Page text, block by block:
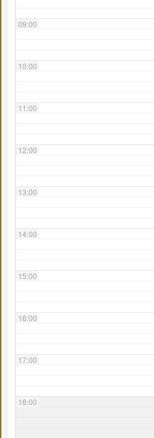
09:00
10:00
11:00
12:00
13:00
14:00
15:00
16:00
17:00
18:00